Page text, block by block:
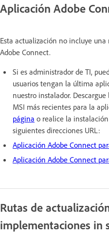
Aplicación Adobe
Esta actualización no incluye
Adobe Connect.
Si es administrador de TI,
usuarios tengan la última
nuestro instalador.
MSI más recientes para la
página o realice la
siguientes direcciones URL:
Aplicación Adobe Connect
Aplicación Adobe Connect
Rutas de
implementaciones in